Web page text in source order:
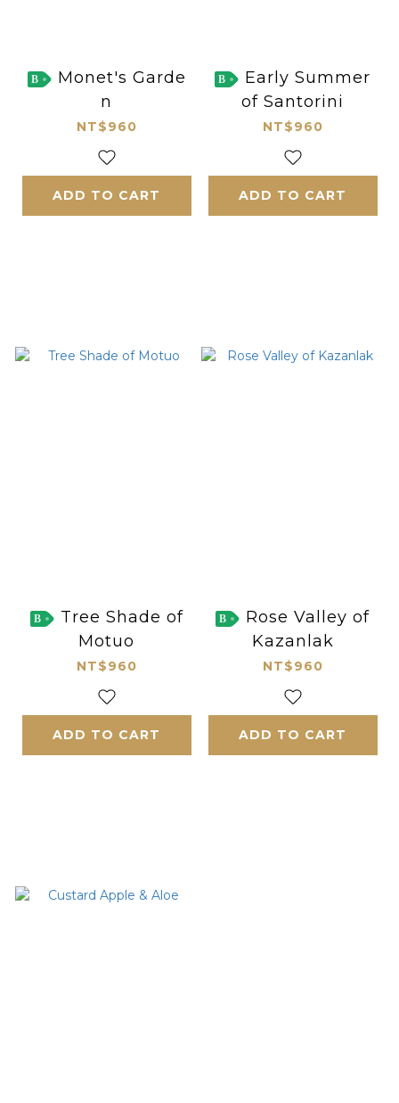
B
n
NT$960
ADD TO CART
B
of Santorini
NT$960
ADD TO CART
B
Motuo
NT$960
ADD TO CART
B
Kazanlak
NT$960
ADD TO CART